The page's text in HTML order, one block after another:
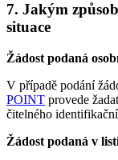
7. Jakým
situace
Žádost podaná
V případě podání
POINT provede
čitelného
Žádost podaná v